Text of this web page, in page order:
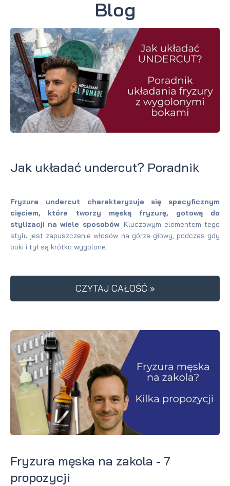
Jak układać undercut? Poradnik
Fryzura undercut charakteryzuje się specyficznym
cięciem, które tworzy męską fryzurę, gotową do
stylizacji na wiele sposobów. Kluczowym elementem tego
stylu jest zapuszczenie włosów na górze głowy, podczas gdy
boki i tył są krótko wygolone.
CZYTAJ CAŁOŚĆ »
Fryzura męska na zakola - 7
propozycji